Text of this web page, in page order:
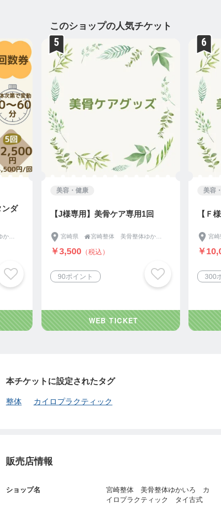
このショップの人気チケット
用】美骨ケア専用1回
 宮崎整体 美骨整体ゆかいろ カイロプラクティック タイ古式 腰痛・肩こり 骨盤調整 宮崎駅徒歩10分
ント
【Ｆ様専用】美骨ケア専用
宮崎県 
300ポイント
本チケットに設定されたタグ
整体 カイロプラクティック
販売店情報
ショップ名
宮崎整体 美骨整体ゆかいろ カ
イロプラクティック タイ古式